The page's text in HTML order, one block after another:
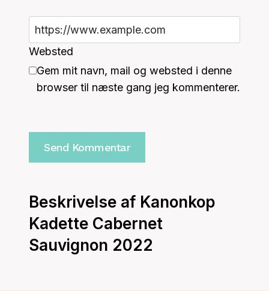
Websted
Gem mit navn, mail og websted i denne
browser til næste gang jeg kommenterer.
Beskrivelse af Kanonkop
Kadette Cabernet
Sauvignon 2022